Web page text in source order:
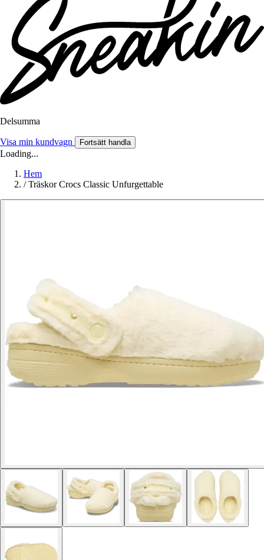
Delsumma
Visa min kundvagn Fortsätt handla
Loading...
Hem
/ Träskor Crocs Classic Unfurgettable